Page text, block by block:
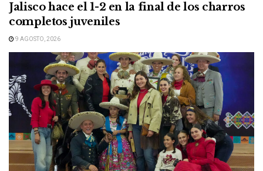
Jalisco hace el 1-2 en la final de los charros
completos juveniles
9 AGOSTO, 2026